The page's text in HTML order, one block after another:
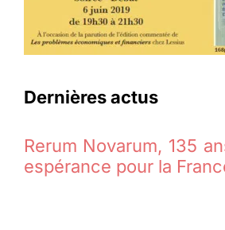
Dernières actus
Rerum Novarum, 135
espérance pour la